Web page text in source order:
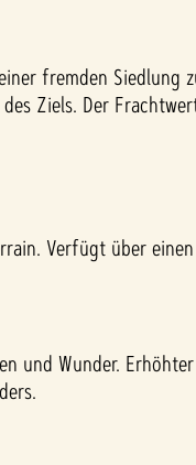
fremden
Ziels. Der
Verfügt über
und Wunder.